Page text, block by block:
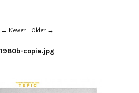
Newer Older
1980b-copia.jpg